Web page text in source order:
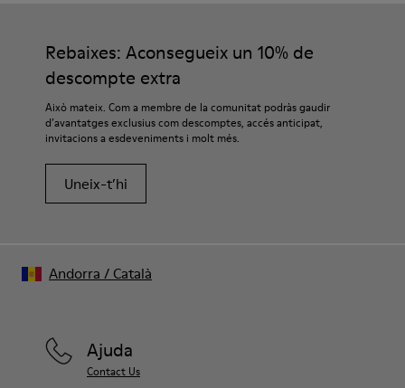
Rebaixes: Aconsegueix un 10% de
descompte extra
Això mateix. Com a membre de la comunitat podràs gaudir
d’avantatges exclusius com descomptes, accés anticipat,
invitacions a esdeveniments i molt més.
Uneix-t’hi
Ajuda
Contact Us
Andorra / Català